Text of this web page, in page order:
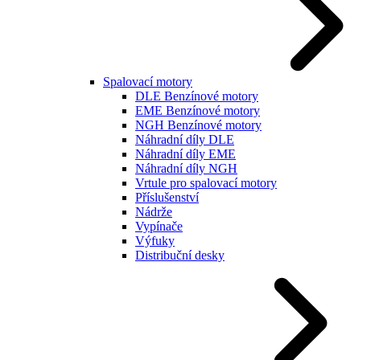
Spalovací motory
DLE Benzínové motory
EME Benzínové motory
NGH Benzínové motory
Náhradní díly DLE
Náhradní díly EME
Náhradní díly NGH
Vrtule pro spalovací motory
Příslušenství
Nádrže
Vypínače
Výfuky
Distribuční desky